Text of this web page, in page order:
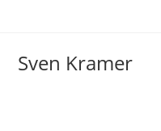
Sven Kramer